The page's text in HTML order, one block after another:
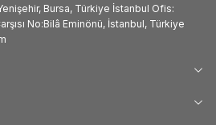
Bursa, Türkiye İstanbul Ofis:
No:Bilâ Eminönü, İstanbul, Türkiye